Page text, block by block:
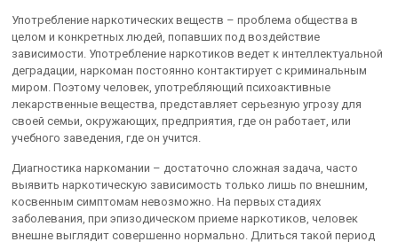
Употребление наркотических веществ – проблема общества в
целом и конкретных людей, попавших под воздействие
зависимости. Употребление наркотиков ведет к интеллектуальной
деградации, наркоман постоянно контактирует с криминальным
миром. Поэтому человек, употребляющий психоактивные
лекарственные вещества, представляет серьезную угрозу для
своей семьи, окружающих, предприятия, где он работает, или
учебного заведения, где он учится.
Диагностика наркомании – достаточно сложная задача, часто
выявить наркотическую зависимость только лишь по внешним,
косвенным симптомам невозможно. На первых стадиях
заболевания, при эпизодическом приеме наркотиков, человек
внешне выглядит совершенно нормально. Длиться такой период